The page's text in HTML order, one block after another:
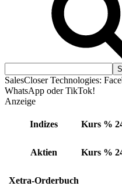
SalesCloser Technologies:
WhatsApp oder TikTok!
Anzeige
Indizes Kurs %
Aktien Kurs %
Xetra-Orderbuch